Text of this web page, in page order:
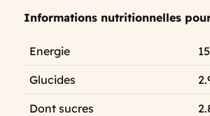
Informations nutritionnelles
Energie
Glucides
Dont sucres